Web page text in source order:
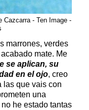
Cazcarra - Ten Image -
marrones, verdes
mate. Me
se aplican, su
en el ojo, creo
las que vais con
una
he estado tantas